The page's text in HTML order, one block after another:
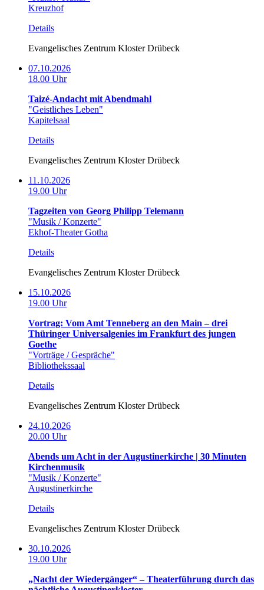
Kreuzhof
Details
Evangelisches Zentrum Kloster Drübeck
07.10.2026
18.00 Uhr
Taizé-Andacht mit Abendmahl
"Geistliches Leben"
Kapitelsaal
Details
Evangelisches Zentrum Kloster Drübeck
11.10.2026
19.00 Uhr
Tagzeiten von Georg Philipp Telemann
"Musik / Konzerte"
Ekhof-Theater Gotha
Details
Evangelisches Zentrum Kloster Drübeck
15.10.2026
19.00 Uhr
Vortrag: Vom Amt Tenneberg an den Main – drei
Thüringer Universalgenies im Frankfurt des jungen
Goethe
"Vorträge / Gespräche"
Bibliothekssaal
Details
Evangelisches Zentrum Kloster Drübeck
24.10.2026
20.00 Uhr
Abends um Acht in der Augustinerkirche | 30 Minuten
Kirchenmusik
"Musik / Konzerte"
Augustinerkirche
Details
Evangelisches Zentrum Kloster Drübeck
30.10.2026
19.00 Uhr
„Nacht der Wiedergänger“ – Theaterführung durch das